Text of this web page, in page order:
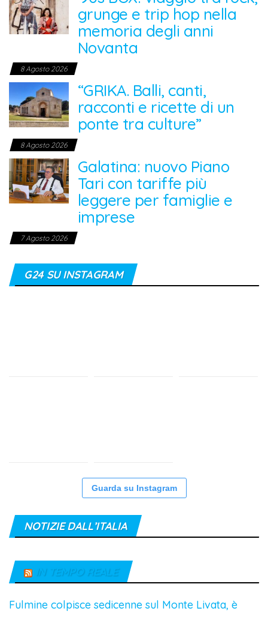
grunge e trip hop nella
memoria degli anni
Novanta
8 Agosto 2026
“GRIKA. Balli, canti,
racconti e ricette di un
ponte tra culture”
8 Agosto 2026
Galatina: nuovo Piano
Tari con tariffe più
leggere per famiglie e
imprese
7 Agosto 2026
G24 SU INSTAGRAM
Guarda su Instagram
NOTIZIE DALL’ITALIA
IN TEMPO REALE
Fulmine colpisce sedicenne sul Monte Livata, è